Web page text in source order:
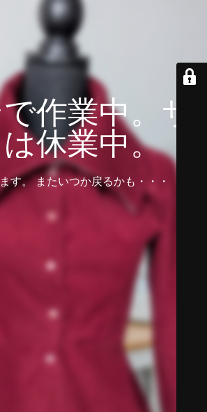
作業中。サ
休業中。
す。 またいつか戻るかも・・・